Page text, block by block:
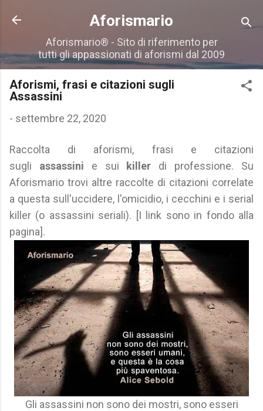
Passa ai contenuti principali
Aforismario
Aforismario® - Sito di riferimento per
tutti gli appassionati di aforismi dal 2009
Aforismi, frasi e citazioni sugli
Assassini
- settembre 22, 2020
Raccolta di aforismi, frasi e citazioni
sugli assassini e sui killer di professione. Su
Aforismario trovi altre raccolte di citazioni correlate
a questa sull'uccidere, l'omicidio, i cecchini e i serial
killer (o assassini seriali). [I link sono in fondo alla
pagina].
Gli assassini non sono dei mostri, sono esseri